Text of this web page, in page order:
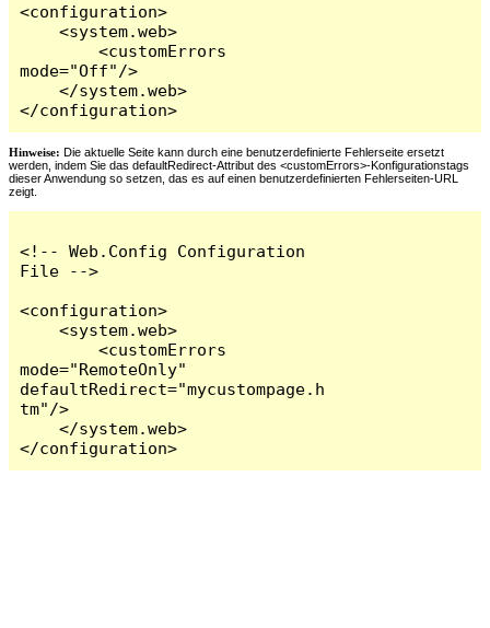
<configuration>
    <system.web>
        <customErrors
mode="Off"/>
    </system.web>
</configuration>
Hinweise: Die aktuelle Seite kann durch eine benutzerdefinierte Fehlerseite ersetzt
werden, indem Sie das defaultRedirect-Attribut des <customErrors>-Konfigurationstags
dieser Anwendung so setzen, das es auf einen benutzerdefinierten Fehlerseiten-URL
zeigt.
<!-- Web.Config Configuration
File -->
<configuration>
    <system.web>
        <customErrors
mode="RemoteOnly"
defaultRedirect="mycustompage.h
tm"/>
    </system.web>
</configuration>